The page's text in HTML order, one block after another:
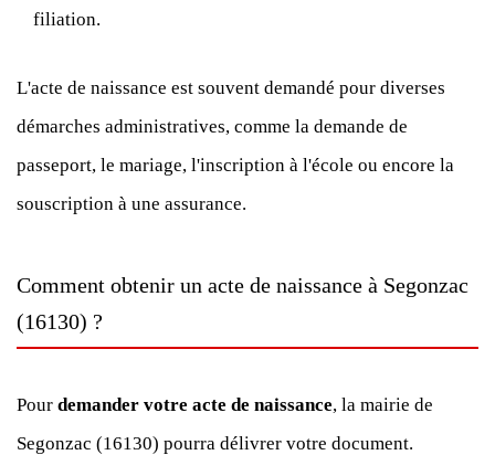
filiation.
L'acte de naissance est souvent demandé pour diverses
démarches administratives, comme la demande de
passeport, le mariage, l'inscription à l'école ou encore la
souscription à une assurance.
Comment obtenir un acte de naissance à Segonzac
(16130) ?
Pour demander votre acte de naissance, la mairie de
Segonzac (16130) pourra délivrer votre document.